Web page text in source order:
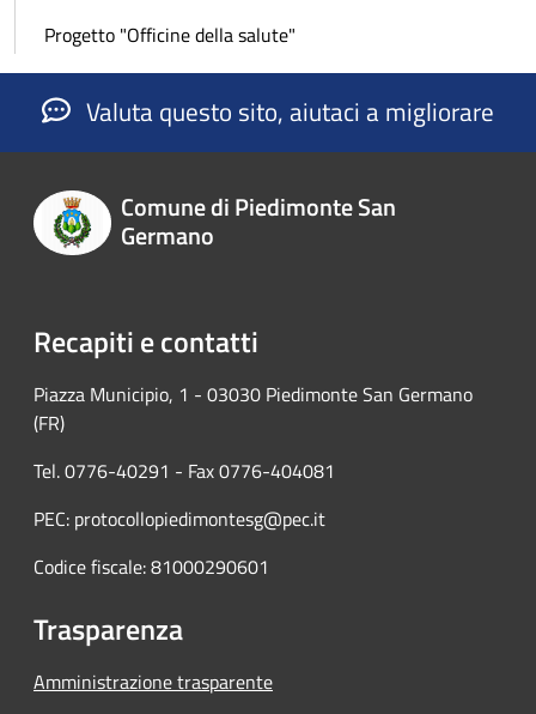
Progetto "Officine della salute"
Valuta questo sito, aiutaci a migliorare
Comune di Piedimonte San
Germano
Recapiti e contatti
Piazza Municipio, 1 - 03030 Piedimonte San Germano
(FR)
Tel. 0776-40291 - Fax 0776-404081
PEC: protocollopiedimontesg@pec.it
Codice fiscale: 81000290601
Trasparenza
Amministrazione trasparente